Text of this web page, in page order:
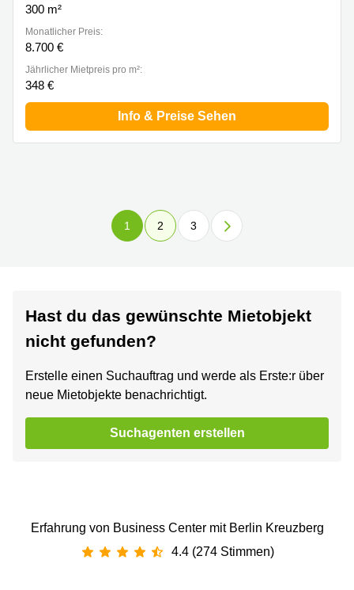
300 m²
Monatlicher Preis:
8.700 €
Jährlicher Mietpreis pro m²:
348 €
Info & Preise Sehen
1 2 3
Hast du das gewünschte Mietobjekt
nicht gefunden?
Erstelle einen Suchauftrag und werde als Erste:r über
neue Mietobjekte benachrichtigt.
Suchagenten erstellen
Erfahrung von Business Center mit Berlin Kreuzberg
4.4 (274 Stimmen)